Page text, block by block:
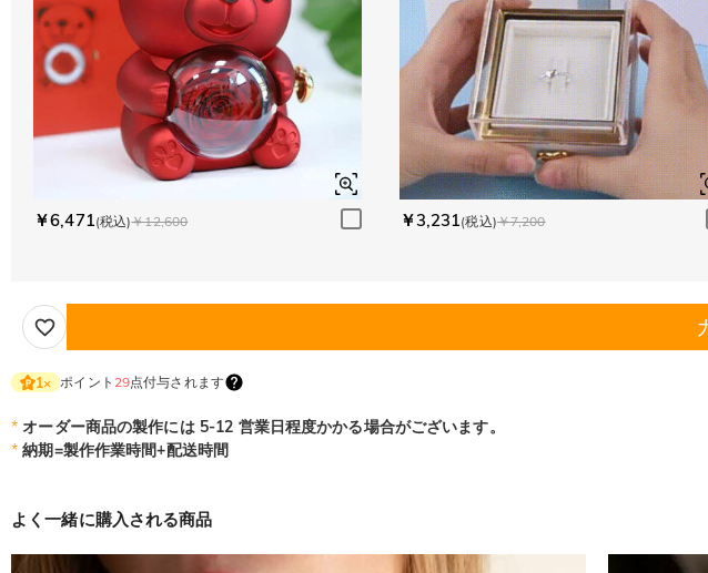
￥6,471(税込)￥12,600 ￥3,231(税込)￥7,200
1× ポイント 29点付与されます
* オーダー商品の製作には 5-12 営業日程度かかる場合がございます。
* 納期=製作作業時間+配送時間
よく一緒に購入される商品